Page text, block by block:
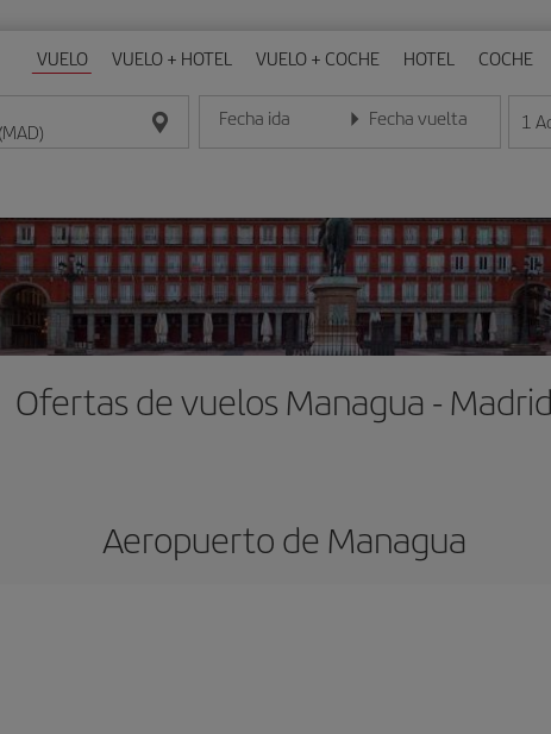
VUELO VUELO + HOTEL VUELO + COCHE HOTEL COCHE
Fecha ida
Introduce la fecha en formato día/mes/año
Fecha vuelta
Introduce la fecha en 1
Ofertas de vuelos Managua -
Aeropuerto de Managua